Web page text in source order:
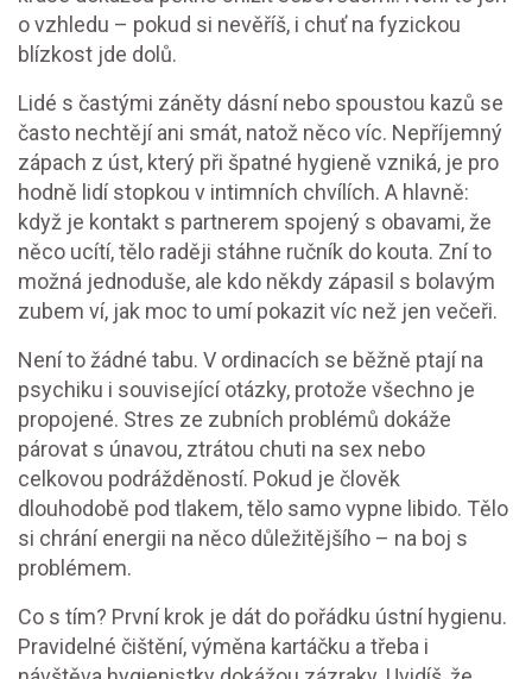
o vzhledu – pokud si nevěříš, i chuť na fyzickou
blízkost jde dolů.
Lidé s častými záněty dásní nebo spoustou kazů se
často nechtějí ani smát, natož něco víc. Nepříjemný
zápach z úst, který při špatné hygieně vzniká, je pro
hodně lidí stopkou v intimních chvílích. A hlavně:
když je kontakt s partnerem spojený s obavami, že
něco ucítí, tělo raději stáhne ručník do kouta. Zní to
možná jednoduše, ale kdo někdy zápasil s bolavým
zubem ví, jak moc to umí pokazit víc než jen večeři.
Není to žádné tabu. V ordinacích se běžně ptají na
psychiku i související otázky, protože všechno je
propojené. Stres ze zubních problémů dokáže
párovat s únavou, ztrátou chuti na sex nebo
celkovou podrážděností. Pokud je člověk
dlouhodobě pod tlakem, tělo samo vypne libido. Tělo
si chrání energii na něco důležitějšího – na boj s
problémem.
Co s tím? První krok je dát do pořádku ústní hygienu.
Pravidelné čištění, výměna kartáčku a třeba i